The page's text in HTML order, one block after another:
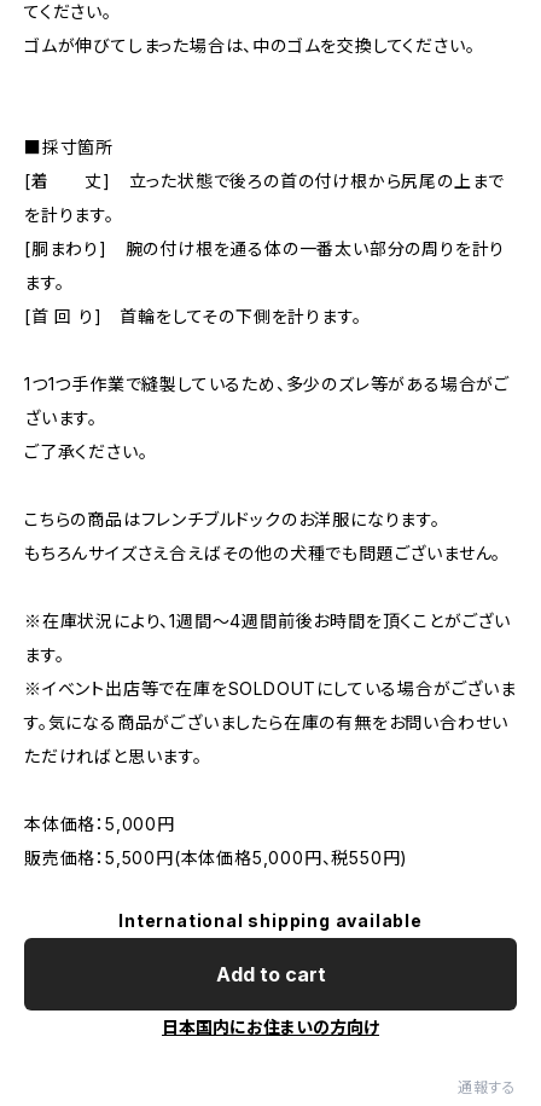
てください。
ゴムが伸びてしまった場合は、中のゴムを交換してください。
■採寸箇所
[着 丈] 立った状態で後ろの首の付け根から尻尾の上まで
を計ります。
[胴まわり] 腕の付け根を通る体の一番太い部分の周りを計り
ます。
[首 回 り] 首輪をしてその下側を計ります。
1つ1つ手作業で縫製しているため、多少のズレ等がある場合がご
ざいます。
ご了承ください。
こちらの商品はフレンチブルドックのお洋服になります。
もちろんサイズさえ合えばその他の犬種でも問題ございません。
※在庫状況により、1週間〜4週間前後お時間を頂くことがござい
ます。
※イベント出店等で在庫をSOLDOUTにしている場合がございま
す。気になる商品がございましたら在庫の有無をお問い合わせい
ただければと思います。
本体価格：5,000円
販売価格：5,500円(本体価格5,000円、税550円)
International shipping available
Add to cart
日本国内にお住まいの方向け
通報する